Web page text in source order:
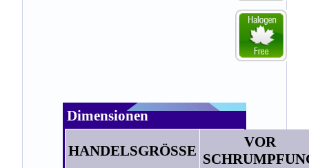
Dimensionen
HANDELSGRÖSSE
VOR